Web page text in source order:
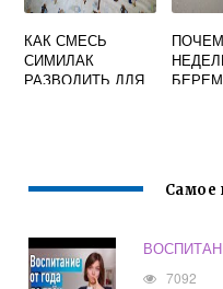
КАК СМЕСЬ
СИМИЛАК
РАЗВОДИТЬ ДЛЯ
Самое
7092